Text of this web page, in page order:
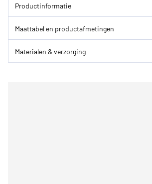
Productinformatie
Maattabel en productafmetingen
Materialen & verzorging